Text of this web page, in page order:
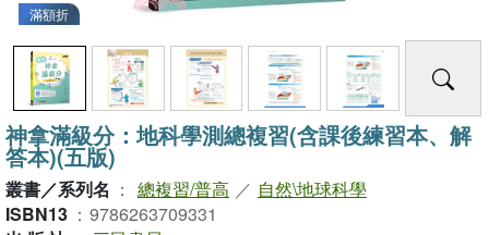
滿額折
神拿滿級分：地科學測總複習(含課後練習本、解
答本)(五版)
叢書／系列名 ： 總複習/普高 ／ 自然\地球科學
ISBN13 ： 9786263709331